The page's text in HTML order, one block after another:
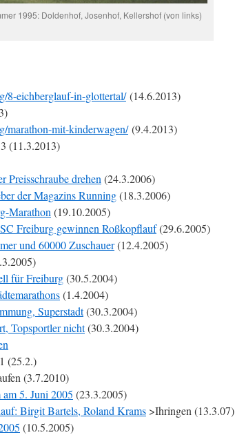
1995: Doldenhof, Josenhof, Kellershof (von links)
8-eichberglauf-in-glottertal/(14.6.2013)
marathon-mit-kinderwagen/(9.4.2013)
(11.3.2013)
Preisschraube drehen (24.3.2006)
der Magazins Running(18.3.2006)
Marathon (19.10.2005)
Freiburg gewinnen Roßkopflauf(29.6.2005)
und 60000 Zuschauer(12.4.2005)
für Freiburg(30.5.2004)
(1.4.2004)
Superstadt(30.3.2004)
Topsportler nicht(30.3.2004)
(25.2.)
(3.7.2010)
5. Juni 2005 (23.3.2005)
Birgit Bartels, Roland Krams >Ihringen (13.3.07)
(10.5.2005)